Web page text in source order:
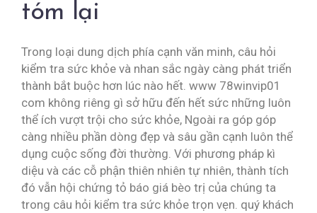
tóm lại
Trong loại dung dịch phía cạnh văn minh, câu hỏi
kiểm tra sức khỏe và nhan sắc ngày càng phát triển
thành bắt buộc hơn lúc nào hết. www 78winvip01
com không riêng gì sở hữu đến hết sức những luôn
thể ích vượt trội cho sức khỏe, Ngoài ra góp góp
càng nhiều phần dòng đẹp và sâu gần cạnh luôn thể
dụng cuộc sống đời thường. Với phương pháp kì
diệu và các cỗ phận thiên nhiên tự nhiên, thành tích
đó vẫn hội chứng tỏ báo giá bèo trị của chúng ta
trong câu hỏi kiểm tra sức khỏe trọn vẹn. quý khách